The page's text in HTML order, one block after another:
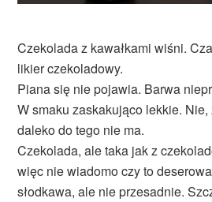
Czekolada z kawałkami wiśni.
likier czekoladowy.
Piana się nie pojawia. Barwa
W smaku zaskakująco lekkie.
daleko do tego nie ma.
Czekolada, ale taka jak z
więc nie wiadomo czy to
słodkawa, ale nie przesadnie.